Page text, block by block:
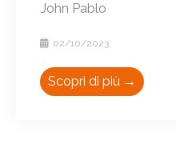
John Pablo
02/10/2023
Scopri di più →